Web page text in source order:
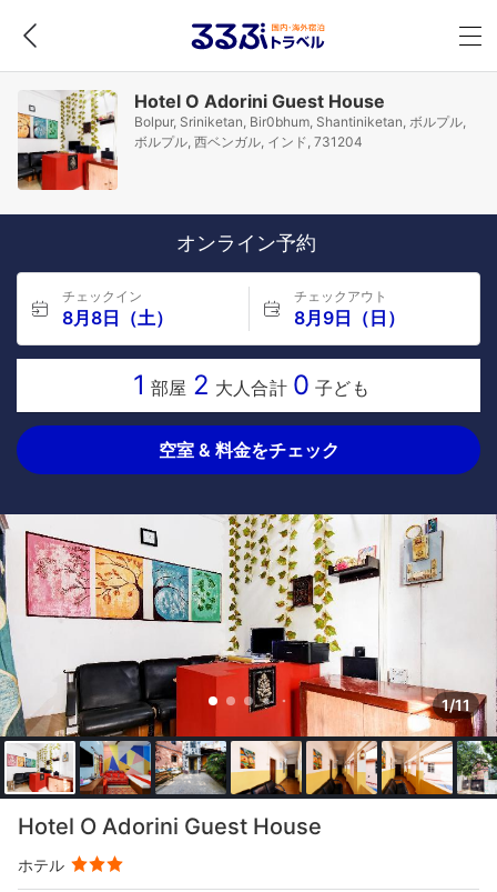
Hotel O Adorini Guest House
Bolpur, Sriniketan, Bir0bhum, Shantiniketan, ボルプル,
ボルプル, 西ベンガル, インド, 731204
オンライン予約
チェックイン
8月8日（土）
チェックアウト
8月9日（日）
1 部屋 2 大人合計 0 子ども
空室 & 料金をチェック
1/11
Hotel O Adorini Guest House
ホテル